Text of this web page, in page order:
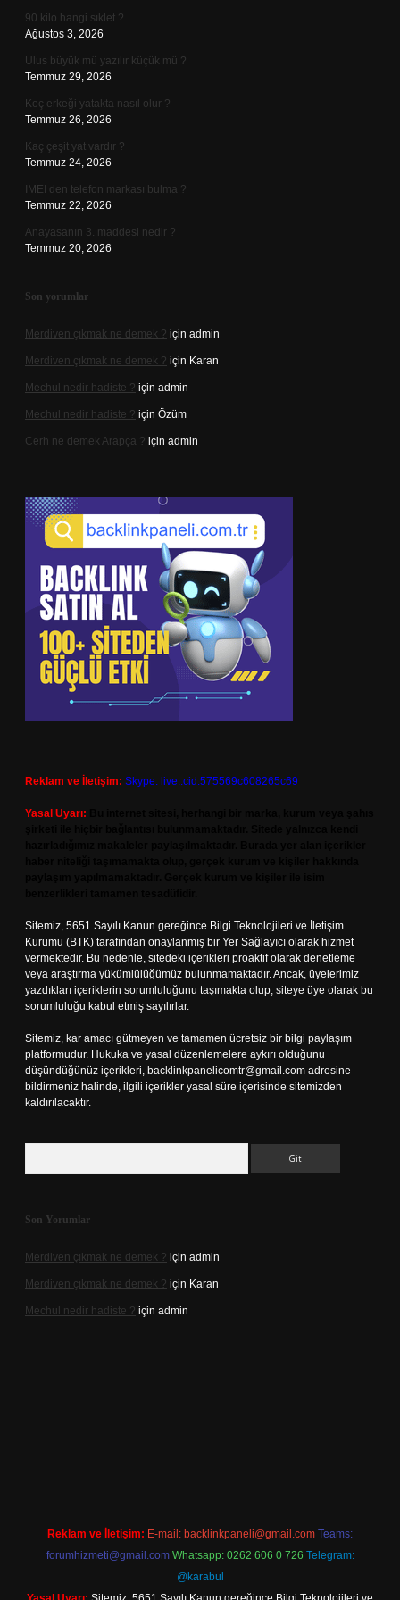
90 kilo hangi sıklet ?
Ağustos 3, 2026
Ulus büyük mü yazılır küçük mü ?
Temmuz 29, 2026
Koç erkeği yatakta nasıl olur ?
Temmuz 26, 2026
Kaç çeşit yat vardır ?
Temmuz 24, 2026
IMEI den telefon markası bulma ?
Temmuz 22, 2026
Anayasanın 3. maddesi nedir ?
Temmuz 20, 2026
Son yorumlar
Merdiven çıkmak ne demek ? için admin
Merdiven çıkmak ne demek ? için Karan
Mechul nedir hadiste ? için admin
Mechul nedir hadiste ? için Özüm
Cerh ne demek Arapça ? için admin
Reklam ve İletişim: Skype: live:.cid.575569c608265c69
Yasal Uyarı:
Sitemiz, 5651 Sayılı Kanun gereğince Bilgi Teknolojileri ve İletişim
Kurumu (BTK) tarafından onaylanmış bir Yer Sağlayıcı olarak hizmet
vermektedir. Bu nedenle, sitedeki içerikleri proaktif olarak denetleme
veya araştırma yükümlülüğümüz bulunmamaktadır. Ancak, üyelerimiz
yazdıkları içeriklerin sorumluluğunu taşımakta olup, siteye üye olarak bu
sorumluluğu kabul etmiş sayılırlar.
Sitemiz, kar amacı gütmeyen ve tamamen ücretsiz bir bilgi paylaşım
platformudur. Hukuka ve yasal düzenlemelere aykırı olduğunu
düşündüğünüz içerikleri, backlinkpanelicomtr@gmail.com adresine
bildirmeniz halinde, ilgili içerikler yasal süre içerisinde sitemizden
kaldırılacaktır.
Son Yorumlar
Merdiven çıkmak ne demek ? için admin
Merdiven çıkmak ne demek ? için Karan
Mechul nedir hadiste ? için admin
Reklam ve İletişim: E-mail: backlinkpaneli@gmail.com Teams:
forumhizmeti@gmail.com Whatsapp: 0262 606 0 726 Telegram:
@karabul